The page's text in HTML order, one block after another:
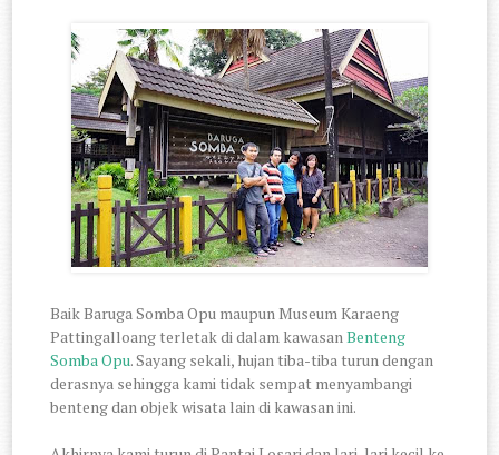
Baik Baruga Somba Opu maupun Museum Karaeng
Pattingalloang terletak di dalam kawasanBenteng
Somba Opu. Sayang sekali, hujan tiba-tiba turun dengan
derasnya sehingga kami tidak sempat menyambangi
benteng dan objek wisata lain di kawasan ini.